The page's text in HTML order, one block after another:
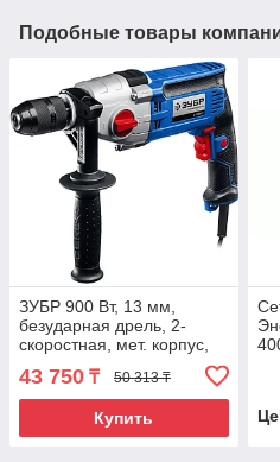
Подобные товары
ЗУБР 900 Вт, 13 мм,
безударная дрель, 2-
скоростная, мет. корпус,
Профессионал (Д-П900-2)
43 750 ₸ 50 313 ₸
Купить